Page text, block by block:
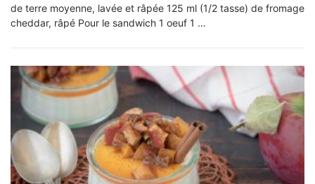
de terre moyenne, lavée et râpée 125 ml (1/2 tasse) de fromage
cheddar, râpé Pour le sandwich 1 oeuf 1 …